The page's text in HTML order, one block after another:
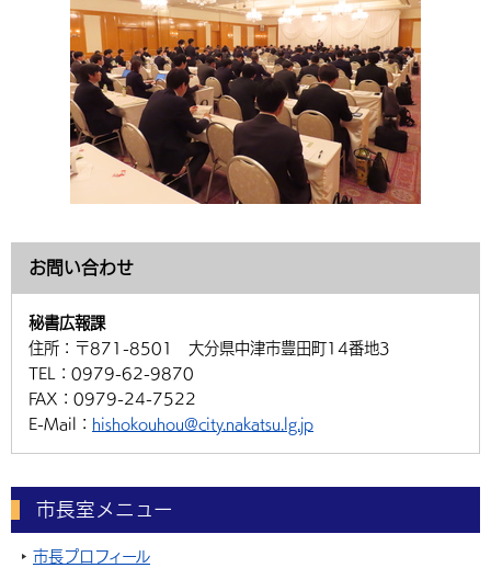
お問い合わせ
秘書広報課
住所： 〒871-8501 大分県中津市豊田町14番地3
TEL： 0979-62-9870
FAX： 0979-24-7522
E-Mail： hishokouhou@city.nakatsu.lg.jp
市長室メニュー
市長プロフィール